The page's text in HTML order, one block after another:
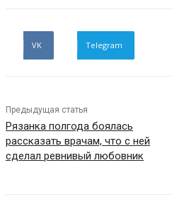
VK Telegram
Предыдущая статья
Рязанка полгода боялась
рассказать врачам, что с ней
сделал ревнивый любовник